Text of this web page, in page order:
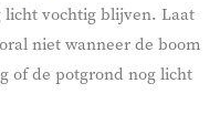
licht vochtig blijven. Laat
niet wanneer de boom
of de potgrond nog licht